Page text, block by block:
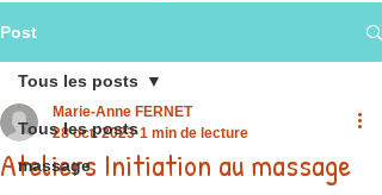
Post
Tous les posts
massage
Tous les posts
Ateliers Initiation au massage
Marie-Anne FERNET
28 oct. 2023 1 min de lecture